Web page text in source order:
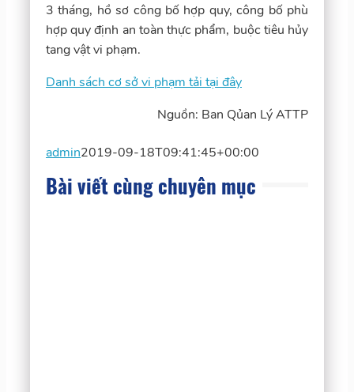
3 tháng, hồ sơ công bố hợp quy, công bố phù
hợp quy định an toàn thực phẩm, buộc tiêu hủy
tang vật vi phạm.
Danh sách cơ sở vi phạm tải tại đây
Nguồn: Ban Qủan Lý ATTP
admin2019-09-18T09:41:45+00:00
Bài viết cùng chuyên mục